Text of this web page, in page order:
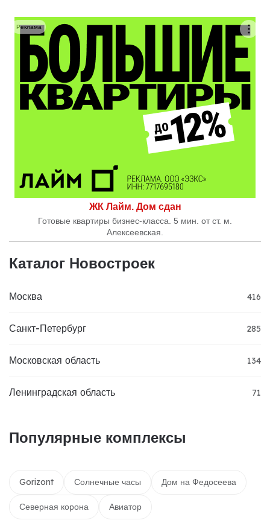
ЖК Лайм. Дом сдан
Готовые квартиры бизнес-класса. 5 мин. от ст. м.
Алексеевская.
Реклама
Каталог Новостроек
Москва 416
Санкт-Петербург 285
Московская область 134
Ленинградская область 71
Популярные комплексы
Gorizont Солнечные часы Дом на Федосеева
Северная корона Авиатор